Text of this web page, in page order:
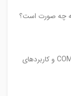
نرم افزار کامفار چیست؟ با COMFAR و کاربردهای